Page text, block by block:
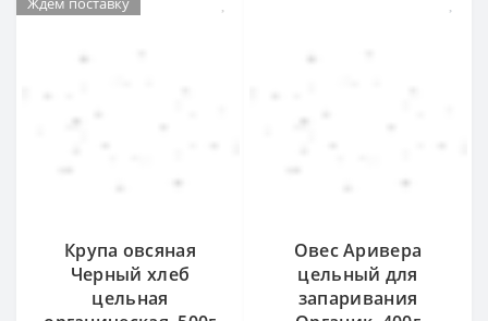
Крупа овсяная
Черный хлеб
цельная
Овес Аривера
цельный для
запаривания